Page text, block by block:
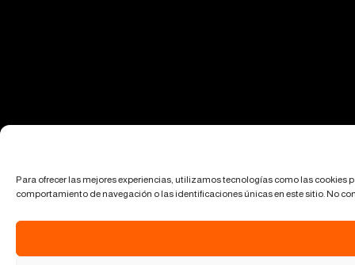
Para ofrecer las mejores experiencias, utilizamos tecnologías como las
comportamiento de navegación o las identificaciones únicas en este sitio. No